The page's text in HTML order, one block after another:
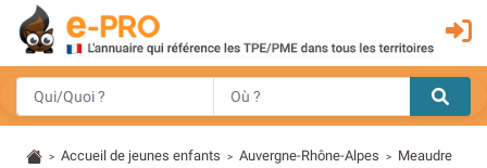
> Accueil de jeunes enfants > Auvergne-Rhône-Alpes > Meaudre